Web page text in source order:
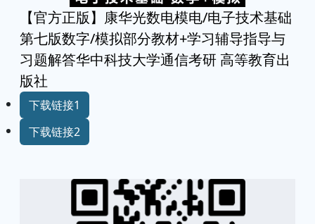
【官方正版】康华光数电模电/电子技术基础
第七版数字/模拟部分教材+学习辅导指导与
习题解答华中科技大学通信考研 高等教育出
版社
下载链接1
下载链接2